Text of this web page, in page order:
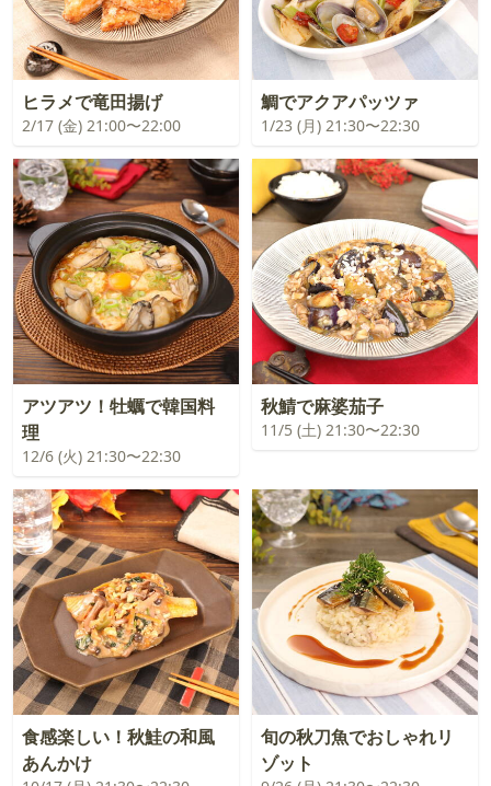
ヒラメで竜田揚げ
2/17 (金) 21:00〜22:00
鯛でアクアパッツァ
1/23 (月) 21:30〜22:30
アツアツ！牡蠣で韓国料
理
12/6 (火) 21:30〜22:30
秋鯖で麻婆茄子
11/5 (土) 21:30〜22:30
食感楽しい！秋鮭の和風
あんかけ
旬の秋刀魚でおしゃれリ
ゾット